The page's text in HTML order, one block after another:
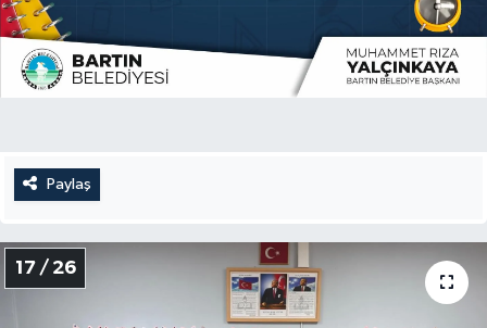
Paylaş
17 / 26